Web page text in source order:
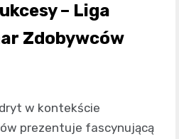
– Liga
Zdobywców
w kontekście
prezentuje fascynującą